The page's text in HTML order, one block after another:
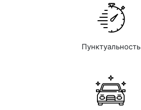
Пунктуальность